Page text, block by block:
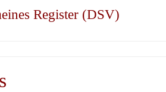
Register (DSV)